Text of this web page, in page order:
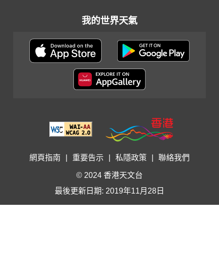
我的世界天氣
網頁指南 重要告示 私隱政策 聯絡我們
© 2024 香港天文台
最後更新日期: 2019年11月28日